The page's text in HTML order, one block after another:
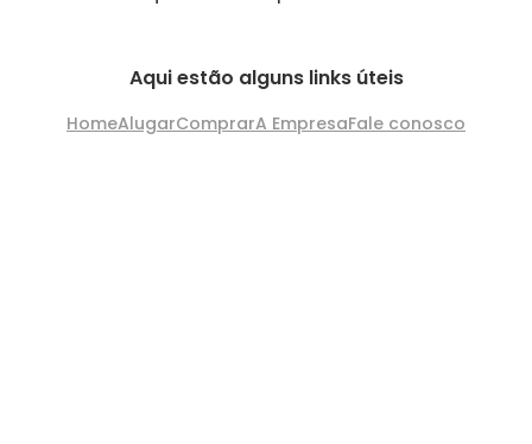
Aqui estão alguns links úteis
HomeAlugarComprarA EmpresaFale conosco